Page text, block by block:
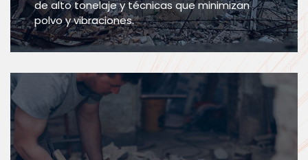
de alto tonelaje y técnicas que minimizan
polvo y vibraciones.